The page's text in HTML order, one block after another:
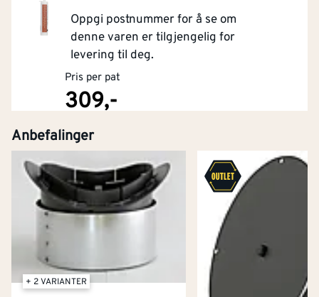
Oppgi postnummer for å se om
denne varen er tilgjengelig for
levering til deg.
Pris per pat
309,-
Kjøp
Anbefalinger
+ 2 VARIANTER